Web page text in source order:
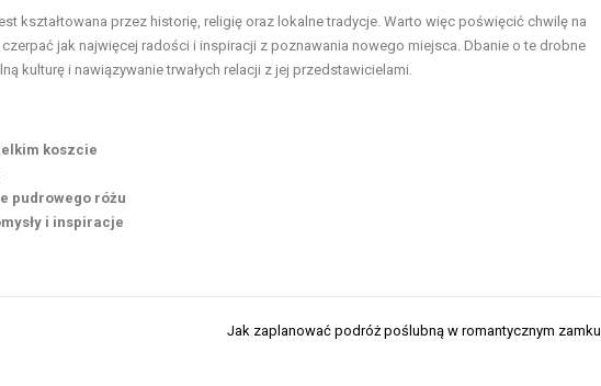
kształtowana przez historię, religię oraz lokalne tradycje. Warto więc poświęcić chwilę na
jak najwięcej radości i inspiracji z poznawania nowego miejsca. Dbanie o te drobne
kulturę i nawiązywanie trwałych relacji z jej przedstawicielami.
koszcie
pudrowego różu
i inspiracje
Jak zaplanować podróż poślubną w romantycznym zamku